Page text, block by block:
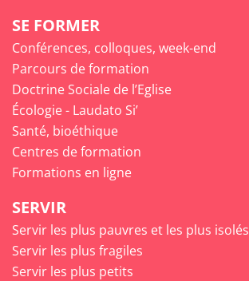
SE FORMER
Conférences, colloques, week-end
Parcours de formation
Doctrine Sociale de l’Eglise
Écologie - Laudato Si’
Santé, bioéthique
Centres de formation
Formations en ligne
SERVIR
Servir les plus pauvres et les plus isolés
Servir les plus fragiles
Servir les plus petits